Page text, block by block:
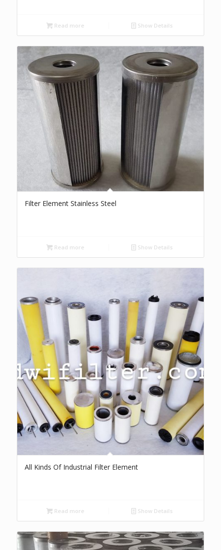
Read more Show Details
Filter Element Stainless Steel
Read more Show Details
All Kinds Of Industrial Filter Element
Read more Show Details